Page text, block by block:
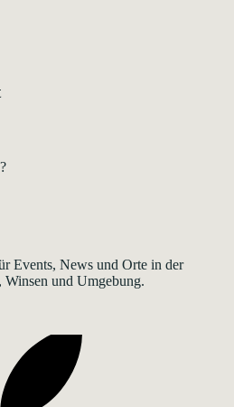
Events, News und Orte in der
Winsen und Umgebung.